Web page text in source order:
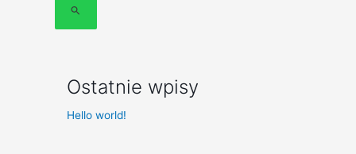
Ostatnie wpisy
Hello world!